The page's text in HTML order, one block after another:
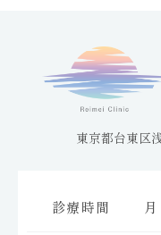
東京都台東区
診療時間 月